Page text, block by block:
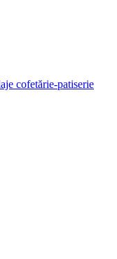
cofetărie-patiserie